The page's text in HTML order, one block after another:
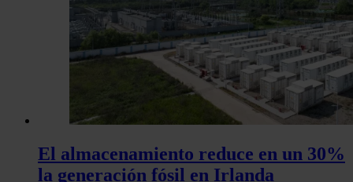
El almacenamiento reduce en un 30%
la generación fósil en Irlanda